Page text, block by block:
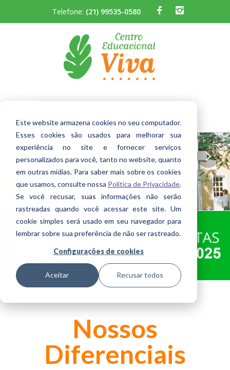
Este website armazena cookies no seu computador.
Esses cookies são usados ​​para melhorar sua
experiência no site e fornecer serviços
personalizados para você, tanto no website, quanto
em outras mídias. Para saber mais sobre os cookies
que usamos, consulte nossa Política de Privacidade.
Se você recusar, suas informações não serão
rastreadas quando você acessar este site. Um
cookie simples será usado em seu navegador para
lembrar sobre sua preferência de não ser rastreado.
Configurações de cookies
Aceitar Recusar todos
Telefone: (21) 99535-0580
A Escola
Quem Somos
Berçário
Infantil
Fundamental I
Horário
Integral
Infantil
Fundamental I
Horário
Extenso
Centro Educacional Viva
com acompanhamento de professores desde o Berçário
Nossos
Diferenciais